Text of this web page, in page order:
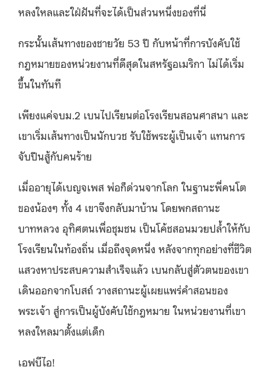
หลงใหลและใฝ่ฝันที่จะได้เป็นส่วนหนึ่งของที่นี่
กระนั้นเส้นทางของชายวัย 53 ปี กับหน้าที่การบังคับใช้
กฎหมายของหน่วยงานที่ดีสุดในสหรัฐอเมริกา ไม่ได้เริ่ม
ขึ้นในทันที
เพียงแค่จบม.2 เบนไปเรียนต่อโรงเรียนสอนศาสนา และ
เขาเริ่มเส้นทางเป็นนักบวช รับใช้พระผู้เป็นเจ้า แทนการ
จับปืนสู้กับคนร้าย
เมื่ออายุได้เบญจเพส พ่อก็ด่วนจากโลก ในฐานะพี่คนโต
ของน้องๆ ทั้ง 4 เขาจึงกลับมาบ้าน โดยพกสถานะ
บาทหลวง อุทิศตนเพื่อชุมชน เป็นโค้ชสอนมวยปล้ำให้กับ
โรงเรียนในท้องถิ่น เมื่อถึงจุดหนึ่ง หลังจากทุกอย่างที่ชีวิต
แสวงหาประสบความสำเร็จแล้ว เบนกลับสู่ตัวตนของเขา
เดินออกจากโบสถ์ วางสถานะผู้เผยแพร่คำสอนของ
พระเจ้า สู่การเป็นผู้บังคับใช้กฎหมาย ในหน่วยงานที่เขา
หลงใหลมาตั้งแต่เด็ก
เอฟบีไอ!